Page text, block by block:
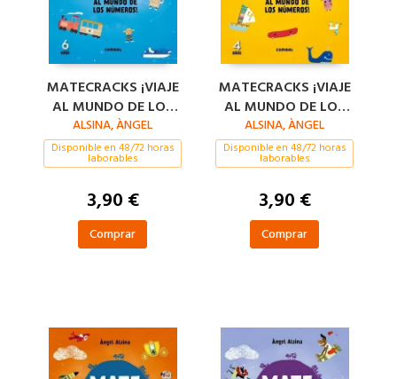
MATECRACKS ¡VIAJE
AL MUNDO DE LOS
NÚMEROS! 6 AÑOS
ALSINA, ÀNGEL
Disponible en 48/72 horas
laborables
3,90 €
Comprar
MATECRACKS ¡VIAJE
AL MUNDO DE LOS
NÚMEROS! 4 AÑOS
ALSINA, ÀNGEL
Disponible en 48/72 horas
laborables
3,90 €
Comprar